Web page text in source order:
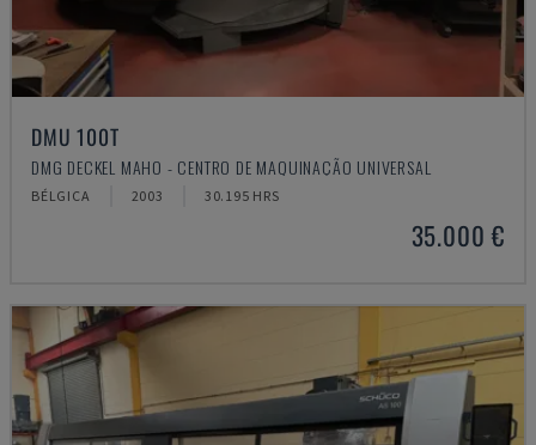
DMU 100T
DMG DECKEL MAHO - CENTRO DE MAQUINAÇÃO UNIVERSAL
BÉLGICA 2003 30.195 HRS
35.000 €